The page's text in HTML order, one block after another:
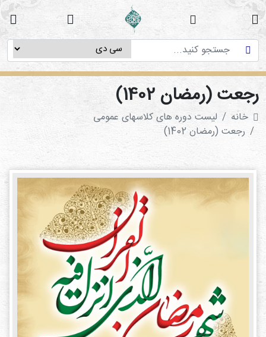
دوره
های
آموزشی
پژوهش
های
میان
ای
استاد
ها
کتاب
ها
رجعت (رمضان 1402)
خانه
لیست دوره های کلاسهای عمومی
رجعت (رمضان 1402)